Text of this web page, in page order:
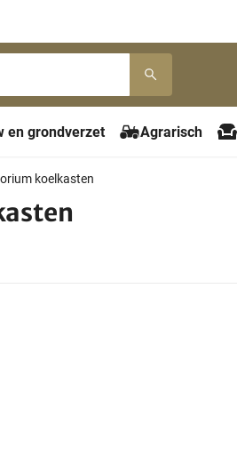
en grondverzet Agrarisch
koelkasten